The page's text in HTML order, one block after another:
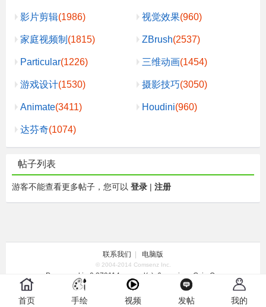
影片剪辑(1986) 视觉效果(960)
家庭视频制 (1815) ZBrush(2537)
Particular(1226) 三维动画(1454)
游戏设计(1530) 摄影技巧(3050)
Animate(3411) Houdini(960)
达芬奇(1074)
帖子列表
游客不能查看更多帖子，您可以 登录 | 注册
联系我们 电脑版
© 2004-2014 Comsenz Inc.
Processed in 0.379114 second(s), 6 queries , Gzip On.
首页 手绘 视频 发帖 我的